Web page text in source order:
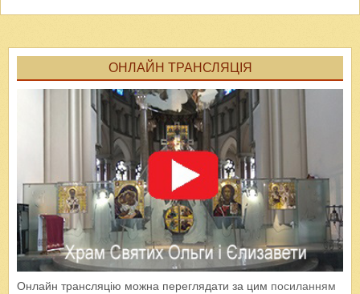
ОНЛАЙН ТРАНСЛЯЦІЯ
Онлайн трансляцію можна переглядати за цим посиланням